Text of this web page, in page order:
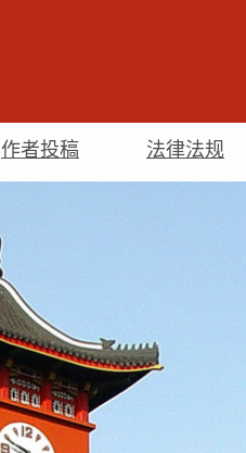
作者投稿 法律法规